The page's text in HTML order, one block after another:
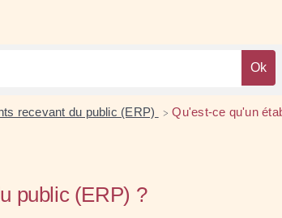
recevant du public (ERP) > Qu'est-ce qu'un
public (ERP) ?